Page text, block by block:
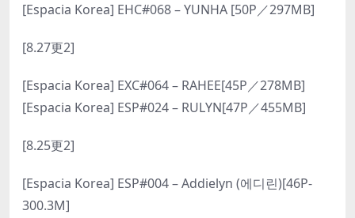
[Espacia Korea] EHC#068 – YUNHA [50P／297MB]
[8.27更2]
[Espacia Korea] EXC#064 – RAHEE[45P／278MB]
[Espacia Korea] ESP#024 – RULYN[47P／455MB]
[8.25更2]
[Espacia Korea] ESP#004 – Addielyn (에디린)[46P-
300.3M]